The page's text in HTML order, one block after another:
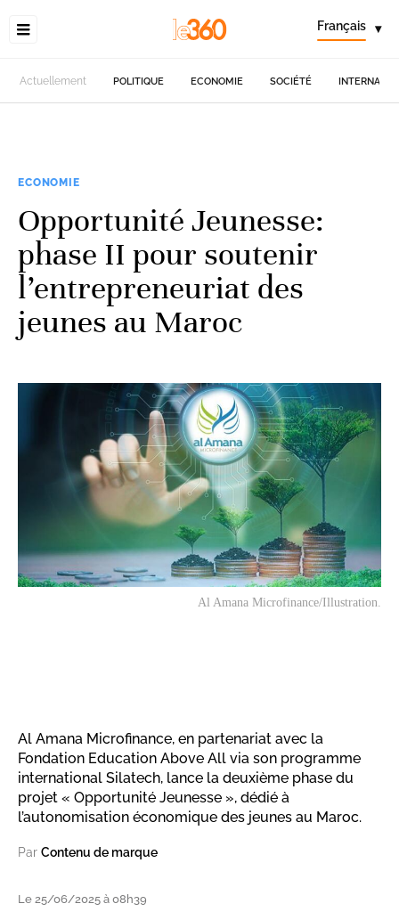
Français ▾
Actuellement POLITIQUE ECONOMIE SOCIÉTÉ
ECONOMIE
Opportunité Jeunesse:
phase II pour soutenir
l’entrepreneuriat des
jeunes au Maroc
Al Amana Microfinance/Illustration.
Al Amana Microfinance, en partenariat avec la
Fondation Education Above All via son programme
international Silatech, lance la deuxième phase du
projet « Opportunité Jeunesse », dédié à
l’autonomisation économique des jeunes au Maroc.
Par Contenu de marque
Le 25/06/2025 à 08h39